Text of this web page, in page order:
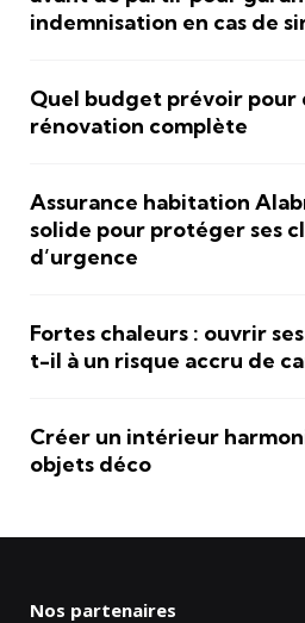
indemnisation en cas de
Quel budget prévoir pour
rénovation complète
Assurance habitation
solide pour protéger ses
d’urgence
Fortes chaleurs : ouvrir
t-il à un risque accru de
Créer un intérieur
objets déco
Nos partenaires